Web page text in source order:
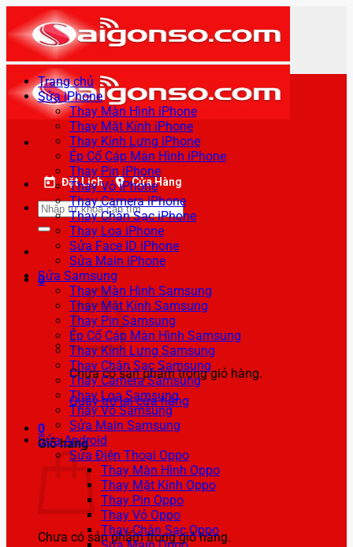
qua
nội
dung
Đặt Lịch Cửa Hàng
Tìm
kiếm:
0
Chưa có sản phẩm trong giỏ hàng.
Quay trở lại cửa hàng
0
Giỏ hàng
Chưa có sản phẩm trong giỏ hàng.
Trang chủ
Sửa iPhone
Thay Màn Hình iPhone
Thay Mặt Kính iPhone
Thay Kính Lưng iPhone
Ép Cổ Cáp Màn Hình iPhone
Thay Pin iPhone
Thay Vỏ iPhone
Thay Camera iPhone
Thay Chân Sạc iPhone
Thay Loa iPhone
Sửa Face ID iPhone
Sửa Main iPhone
Sửa Samsung
Thay Màn Hình Samsung
Thay Mặt Kính Samsung
Thay Pin Samsung
Ép Cổ Cáp Màn Hình Samsung
Thay Kính Lưng Samsung
Thay Chân Sạc Samsung
Thay Camera Samsung
Thay Loa Samsung
Thay Vỏ Samsung
Sửa Main Samsung
Sửa Android
Sửa Điện Thoại Oppo
Thay Màn Hình Oppo
Thay Mặt Kính Oppo
Thay Pin Oppo
Thay Vỏ Oppo
Thay Chân Sạc Oppo